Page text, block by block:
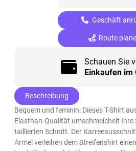
Geschäft
Route
Schauen Sie
Einkaufen im
Beschreibung
Bequem und feminin: Dieses T-Shirt
Elasthan-Qualität umschmeichelt Ihre
taillierten Schnitt. Der
Ärmel verleihen dem Streifenshirt